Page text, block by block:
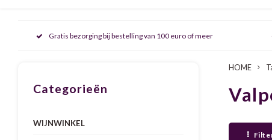
Gratis bezorging bij bestelling van 100 euro of meer
Categorieën
WIJNWINKEL
HOME